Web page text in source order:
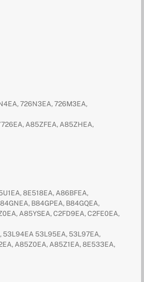
726N3EA, 726M3EA,
A85ZFEA, A85ZHEA,
8E518EA, A86BFEA,
B84GPEA, B84GQEA,
A85YSEA, C2FD9EA, C2FE0EA,
53L94EA 53L95EA, 53L97EA,
A85Z0EA, A85Z1EA, 8E533EA,